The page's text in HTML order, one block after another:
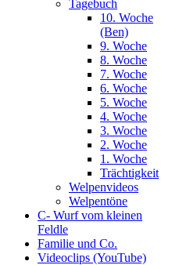
Tagebuch
10. Woche
(Ben)
9. Woche
8. Woche
7. Woche
6. Woche
5. Woche
4. Woche
3. Woche
2. Woche
1. Woche
Trächtigkeit
Welpenvideos
Welpentöne
C- Wurf vom kleinen
Feldle
Familie und Co.
Videoclips (YouTube)